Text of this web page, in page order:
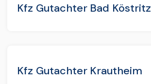
Kfz Gutachter Bad Köstritz
Kfz Gutachter Krautheim